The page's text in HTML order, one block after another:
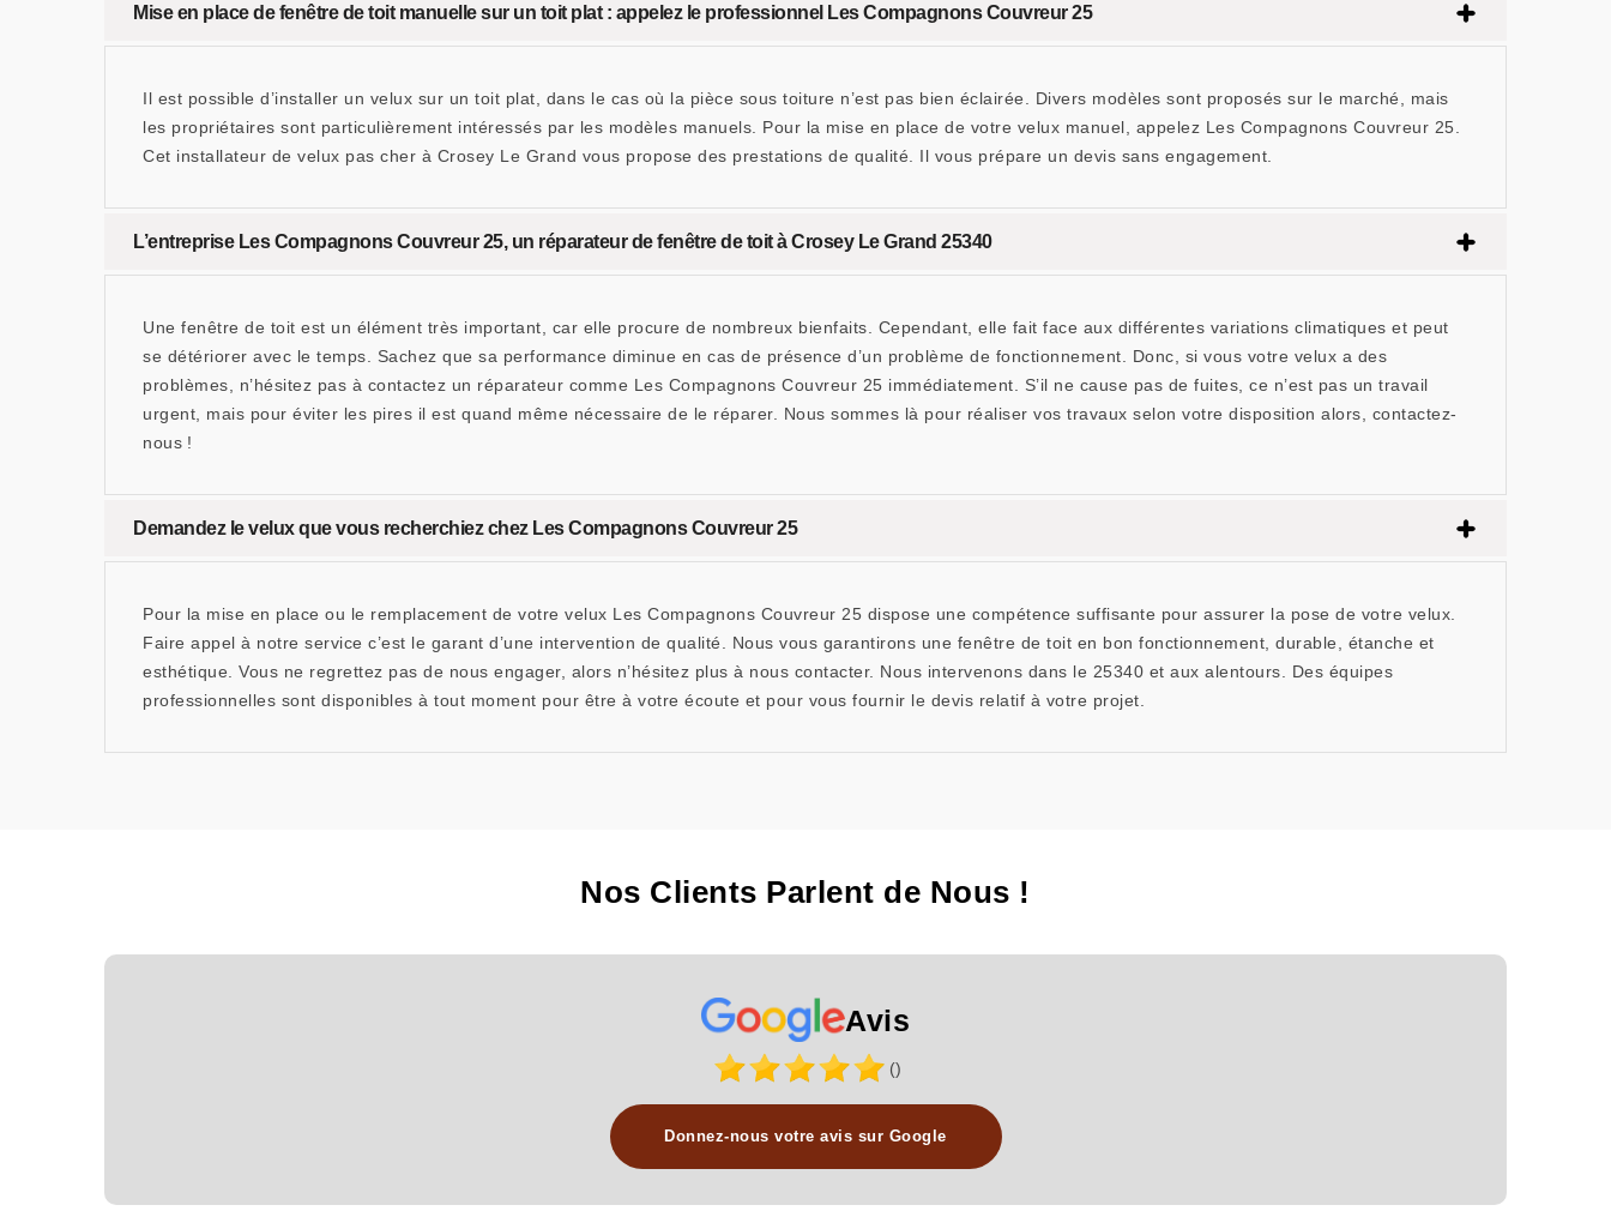
Mise en place de fenêtre de toit manuelle sur un toit plat : appelez le professionnel Les Compagnons Couvreur 25
Il est possible d’installer un velux sur un toit plat, dans le cas où la pièce sous toiture n’est pas bien éclairée. Divers modèles sont proposés sur le marché, mais
les propriétaires sont particulièrement intéressés par les modèles manuels. Pour la mise en place de votre velux manuel, appelez Les Compagnons Couvreur 25.
Cet installateur de velux pas cher à Crosey Le Grand vous propose des prestations de qualité. Il vous prépare un devis sans engagement.
L’entreprise Les Compagnons Couvreur 25, un réparateur de fenêtre de toit à Crosey Le Grand 25340
Une fenêtre de toit est un élément très important, car elle procure de nombreux bienfaits. Cependant, elle fait face aux différentes variations climatiques et peut
se détériorer avec le temps. Sachez que sa performance diminue en cas de présence d’un problème de fonctionnement. Donc, si vous votre velux a des
problèmes, n’hésitez pas à contactez un réparateur comme Les Compagnons Couvreur 25 immédiatement. S’il ne cause pas de fuites, ce n’est pas un travail
urgent, mais pour éviter les pires il est quand même nécessaire de le réparer. Nous sommes là pour réaliser vos travaux selon votre disposition alors, contactez-
nous !
Demandez le velux que vous recherchiez chez Les Compagnons Couvreur 25
Pour la mise en place ou le remplacement de votre velux Les Compagnons Couvreur 25 dispose une compétence suffisante pour assurer la pose de votre velux.
Faire appel à notre service c’est le garant d’une intervention de qualité. Nous vous garantirons une fenêtre de toit en bon fonctionnement, durable, étanche et
esthétique. Vous ne regrettez pas de nous engager, alors n’hésitez plus à nous contacter. Nous intervenons dans le 25340 et aux alentours. Des équipes
professionnelles sont disponibles à tout moment pour être à votre écoute et pour vous fournir le devis relatif à votre projet.
Nos Clients Parlent de Nous !
Avis
()
Donnez-nous votre avis sur Google